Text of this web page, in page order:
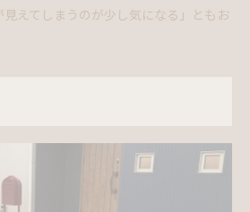
えてしまうのが少し気になる」ともお